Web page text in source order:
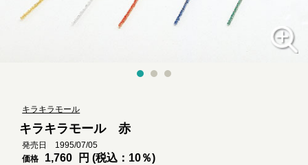
キラキラモール
キラキラモール 赤
発売日 1995/07/05
価格
1,760 円 (税込：10％)